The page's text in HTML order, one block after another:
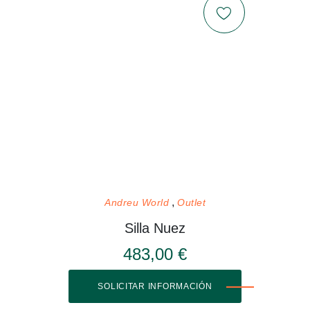
Andreu World Outlet
Silla Nuez
483,00 €
SOLICITAR INFORMACIÓN